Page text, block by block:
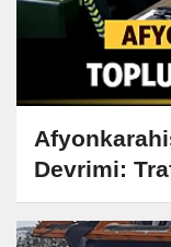
Devrimi:
Çarpıcı